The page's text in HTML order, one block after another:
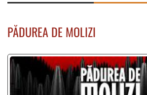
PĂDUREA DE MOLIZI